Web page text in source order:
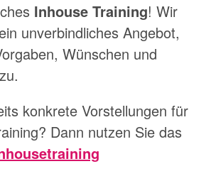
Inhouse Training! Wir
unverbindliches Angebot,
Wünschen und
konkrete Vorstellungen für
Dann nutzen Sie das